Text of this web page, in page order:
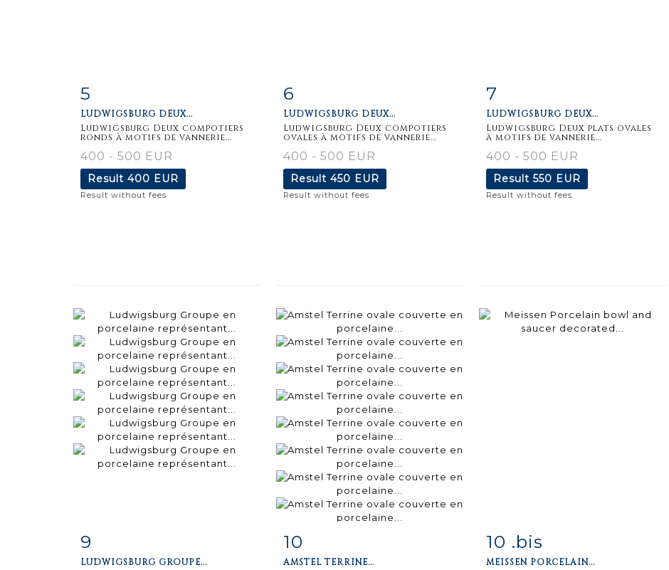
5
LUDWIGSBURG DEUX...
Ludwigsburg Deux compotiers
ronds à motifs de vannerie...
400 - 500 EUR
Result 400 EUR
Result without fees
6
LUDWIGSBURG DEUX...
Ludwigsburg Deux compotiers
ovales à motifs de vannerie...
400 - 500 EUR
Result 450 EUR
Result without fees
7
LUDWIGSBURG DEUX...
Ludwigsburg Deux plats ovales
à motifs de vannerie...
400 - 500 EUR
Result 550 EUR
Result without fees
9
LUDWIGSBURG GROUPE...
Item detail
10
AMSTEL TERRINE...
Item detail
10 .bis
MEISSEN PORCELAIN...